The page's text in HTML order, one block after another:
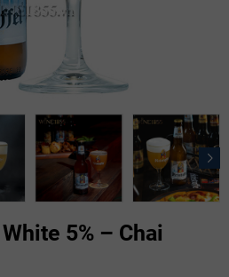
5% – Chai